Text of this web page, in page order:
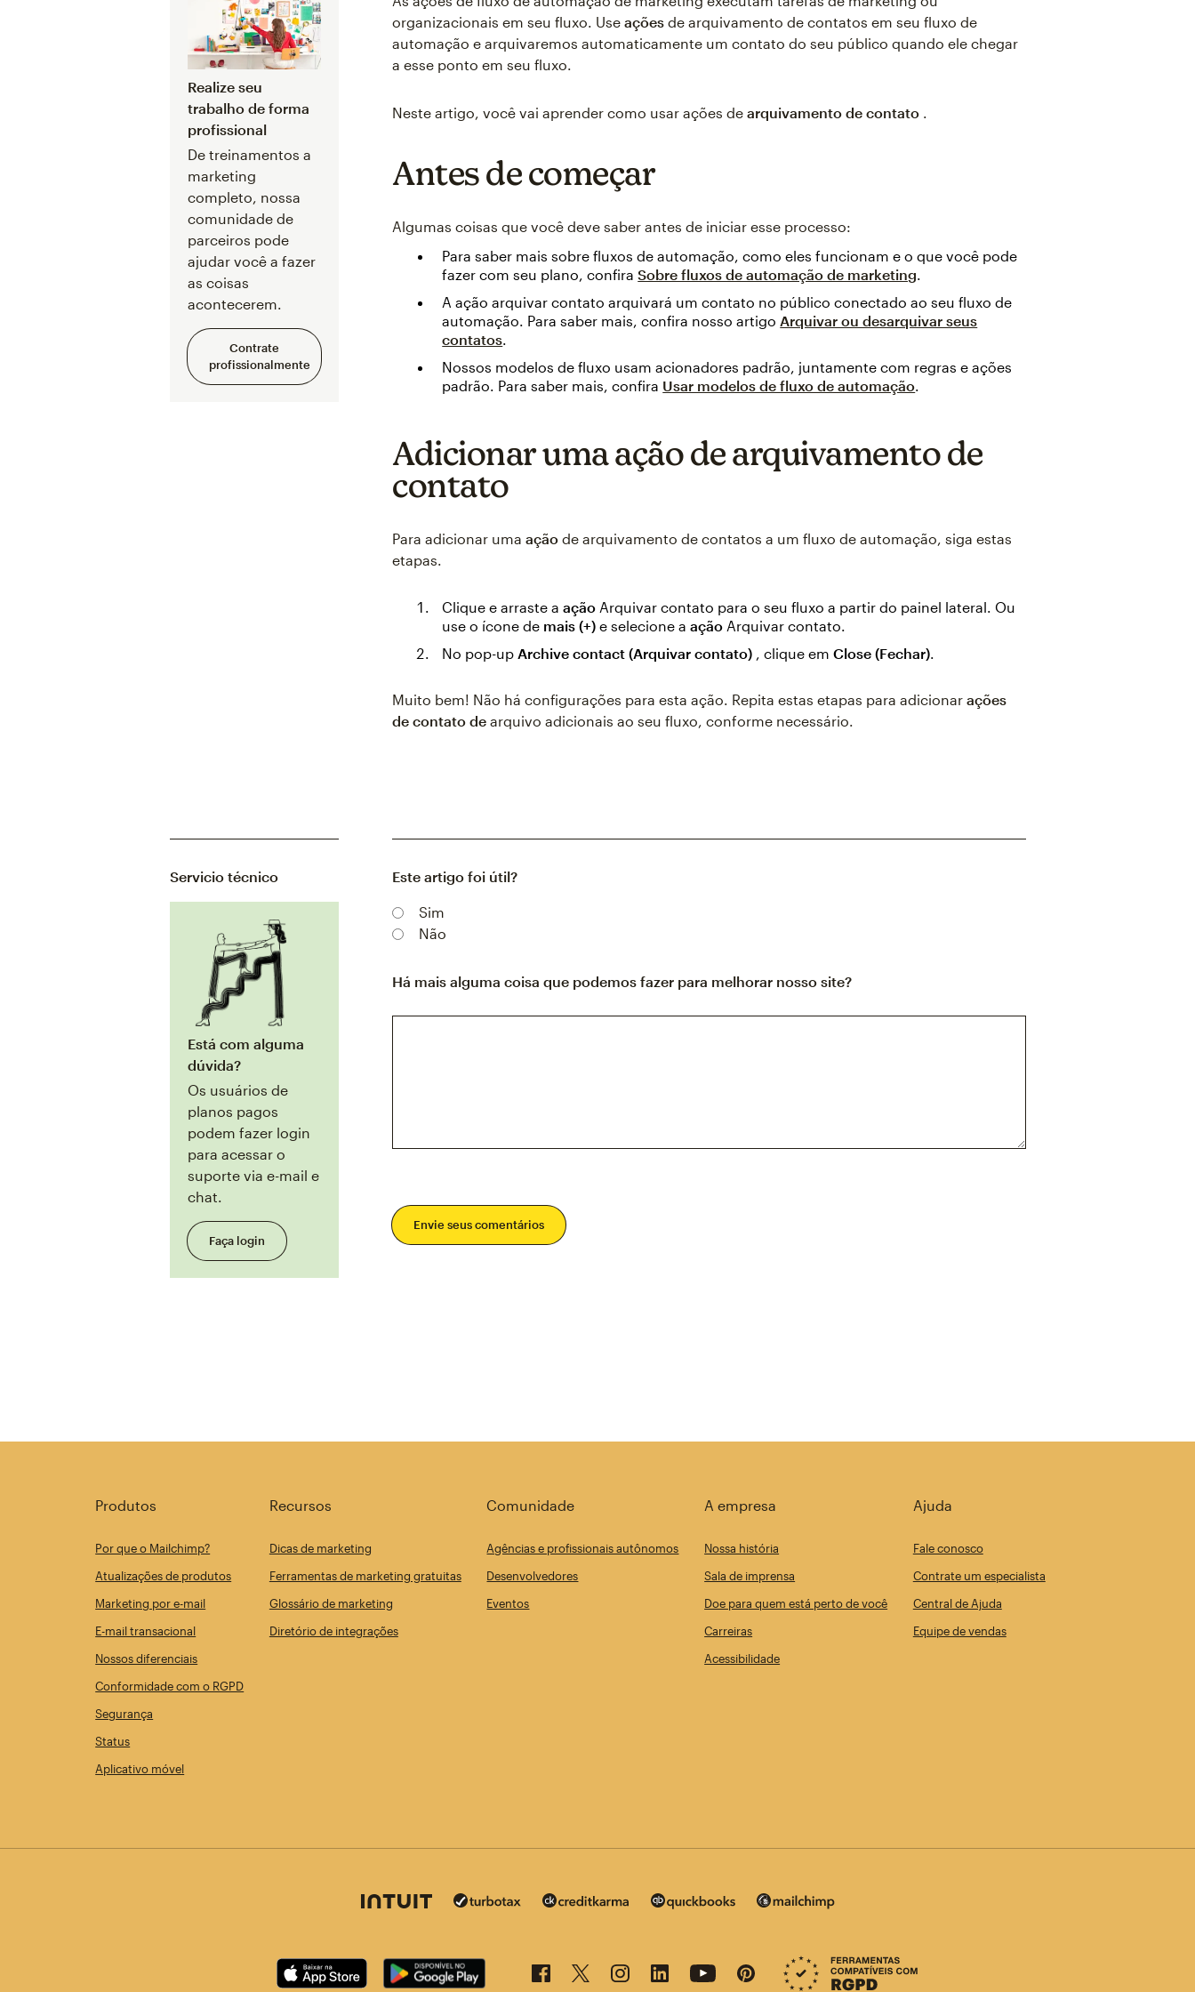
Realize seu
trabalho de forma
profissional
De treinamentos a
marketing
completo, nossa
comunidade de
parceiros pode
ajudar você a fazer
as coisas
acontecerem.
Contrate
profissionalmente
organizacionais em seu fluxo. Useaçõesde arquivamento de contatos em seu fluxo de
automação e arquivaremos automaticamente um contato do seu público quando ele chegar
a esse ponto em seu fluxo.
Neste artigo, você vai aprender como usar ações dearquivamento de contato .
Antes de começar
Algumas coisas que você deve saber antes de iniciar esse processo:
Para saber mais sobre fluxos de automação, como eles funcionam e o que você pode
fazer com seu plano, confiraSobre fluxos de automação de marketing.
A ação arquivar contato arquivará um contato no público conectado ao seu fluxo de
automação. Para saber mais, confira nosso artigo Arquivar ou desarquivar seus
contatos.
Nossos modelos de fluxo usam acionadores padrão, juntamente com regras e ações
padrão. Para saber mais, confira Usar modelos de fluxo de automação.
Adicionar uma ação de arquivamento de
contato
Para adicionar umaaçãode arquivamento de contatos a um fluxo de automação, siga estas
etapas.
Clique e arraste aação Arquivar contato para o seu fluxo a partir do painel lateral. Ou
use o ícone de mais (+)e selecione aação Arquivar contato.
No pop-up Archive contact (Arquivar contato) , clique emClose (Fechar).
Muito bem! Não há configurações para esta ação. Repita estas etapas para adicionarações
de contato dearquivo adicionais ao seu fluxo, conforme necessário.
Servicio técnico
Está com alguma
dúvida?
Os usuários de
planos pagos
podem fazer login
para acessar o
suporte via e-mail e
chat.
Faça login
Este artigo foi útil?
Sim
Não
Há mais alguma coisa que podemos fazer para melhorar nosso site?
Envie seus comentários
Produtos
Por que o Mailchimp?
Atualizações de produtos
Marketing por e-mail
E-mail transacional
Nossos diferenciais
Conformidade com o RGPD
Segurança
Status
Aplicativo móvel
Recursos
Dicas de marketing
Ferramentas de marketing gratuitas
Glossário de marketing
Diretório de integrações
Comunidade
Agências e profissionais autônomos
Desenvolvedores
Eventos
A empresa
Nossa história
Sala de imprensa
Doe para quem está perto de você
Carreiras
Acessibilidade
Ajuda
Fale conosco
Contrate um especialista
Central de Ajuda
Equipe de vendas